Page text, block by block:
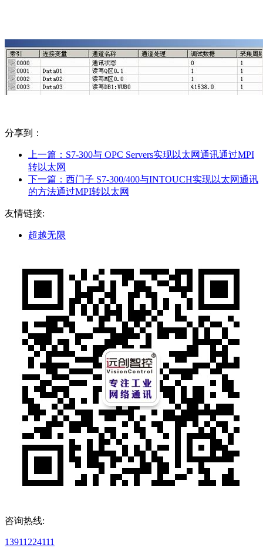
分享到：
上一篇： S7-300与 OPC Servers实现以太网通讯通过MPI
转以太网
下一篇： 西门子 S7-300/400与INTOUCH实现以太网通讯
的方法通过MPI转以太网
友情链接:
超越无限
咨询热线:
13911224111